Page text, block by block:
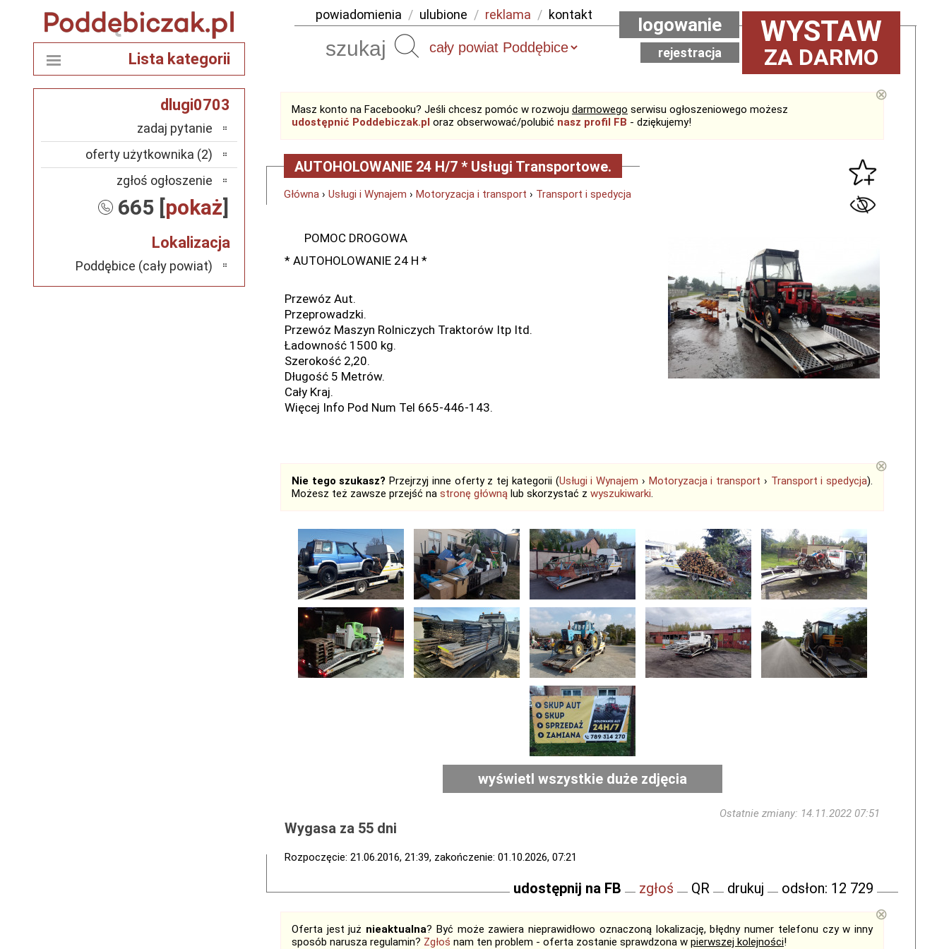
powiadomienia / ulubione / reklama / kontakt
Szukaj WYSTAW
ZA DARMO
logowanie
rejestracja
Masz konto na Facebooku? Jeśli chcesz pomóc w rozwoju darmowego serwisu ogłoszeniowego możesz
udostępnić Poddebiczak.pl oraz obserwować/polubić nasz profil FB - dziękujemy!
⊗
AUTOHOLOWANIE 24 H/7 * Usługi Transportowe.
Główna › Usługi i Wynajem › Motoryzacja i transport › Transport i spedycja
POMOC DROGOWA
* AUTOHOLOWANIE 24 H *
Przewóz Aut.
Przeprowadzki.
Przewóz Maszyn Rolniczych Traktorów Itp Itd.
Ładowność 1500 kg.
Szerokość 2,20.
Długość 5 Metrów.
Cały Kraj.
Więcej Info Pod Num Tel 665-446-143.
Nie tego szukasz? Przejrzyj inne oferty z tej kategorii (Usługi i Wynajem › Motoryzacja i transport › Transport i spedycja).
Możesz też zawsze przejść na stronę główną lub skorzystać z wyszukiwarki.
⊗
wyświetl wszystkie duże zdjęcia
Ostatnie zmiany: 14.11.2022 07:51
Wygasa za 55 dni
Rozpoczęcie: 21.06.2016, 21:39, zakończenie: 01.10.2026, 07:21
udostępnij na FB zgłoś QR drukuj odsłon: 12 729
Oferta jest już nieaktualna? Być może zawiera nieprawidłowo oznaczoną lokalizację, błędny numer telefonu czy w inny
sposób narusza regulamin? Zgłoś nam ten problem - oferta zostanie sprawdzona w pierwszej kolejności!
⊗
Lista kategorii
dlugi0703
zadaj pytanie
oferty użytkownika (2)
zgłoś ogłoszenie
665 [pokaż]
Lokalizacja
Poddębice (cały powiat)